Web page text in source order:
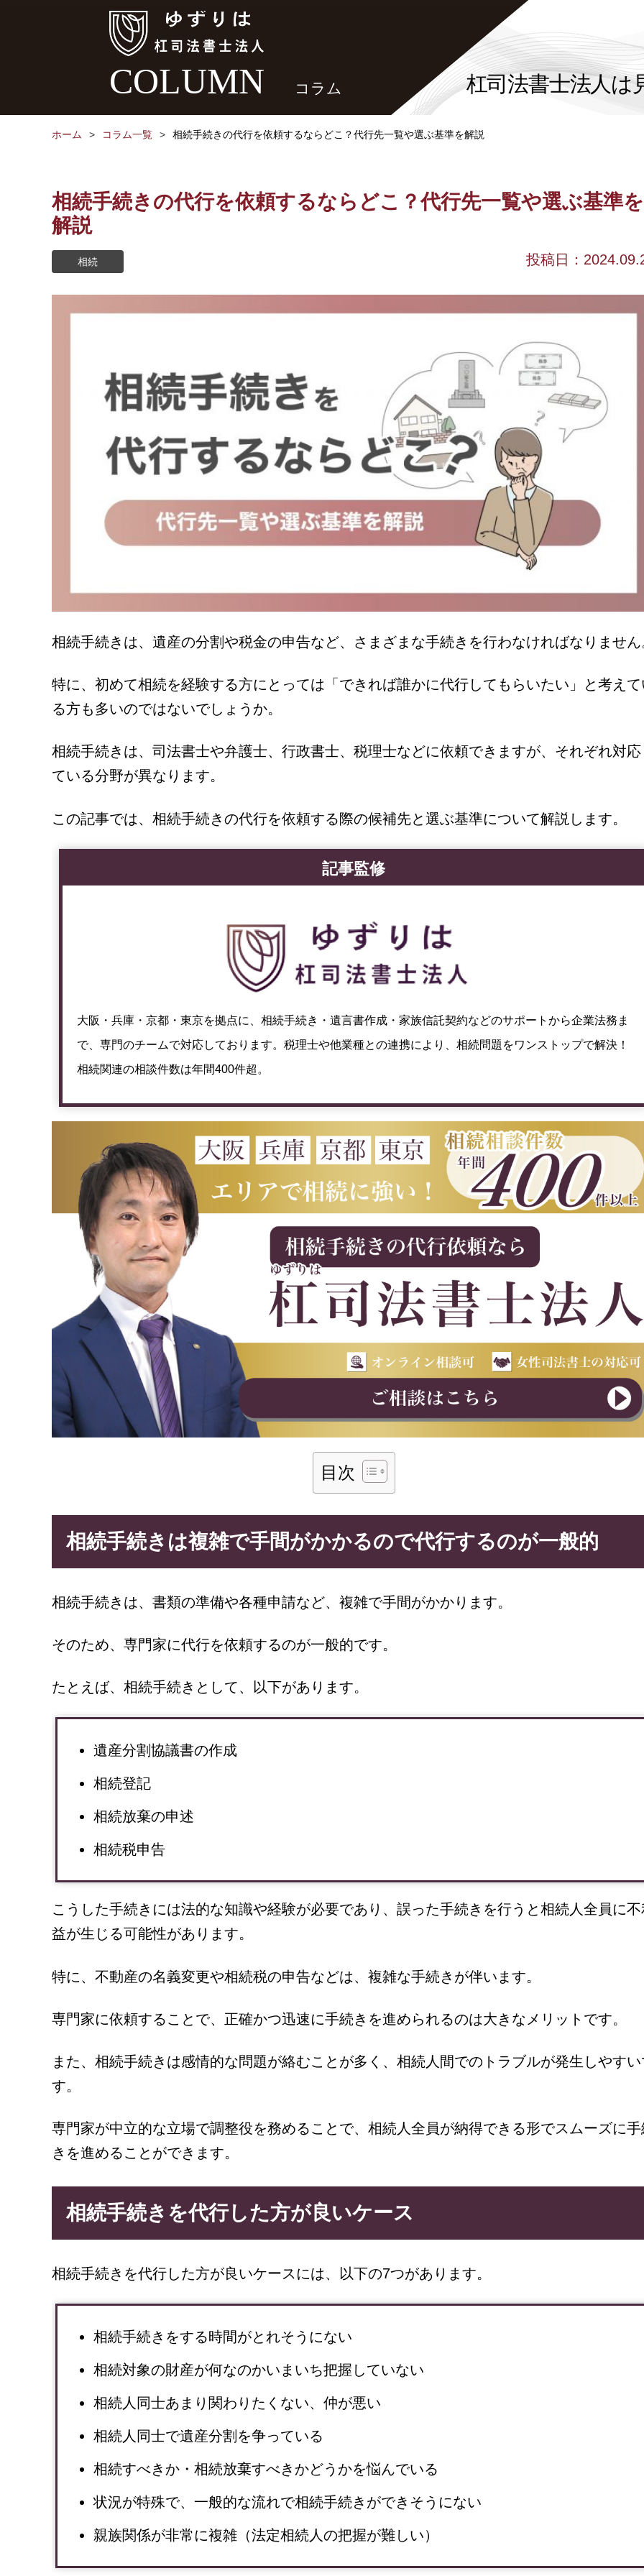
COLUMN コラム 杠司法書士法人は
ホーム コラム一覧 相続手続きの代行を依頼するならどこ？代行先一覧や選ぶ基準を解説
相続手続きの代行を依頼するならどこ？代行先一覧や選ぶ基準を
解説
相続 投稿日：
相続手続きは、遺産の分割や税金の申告など、さまざまな手続きを行わなければなりません
特に、初めて相続を経験する方にとっては「できれば誰かに代行してもらいたい」と考えて
る方も多いのではないでしょうか。
相続手続きは、司法書士や弁護士、行政書士、税理士などに依頼できますが、それぞれ対応
ている分野が異なります。
この記事では、相続手続きの代行を依頼する際の候補先と選ぶ基準について解説します。
記事監修
大阪・兵庫・京都・東京を拠点に、相続手続き・遺言書作成・家族信託契約などのサポートから企業法務ま
で、専門のチームで対応しております。税理士や他業種との連携により、相続問題をワンストップで解決！
相続関連の相談件数は年間400件超。
目次
相続手続きは複雑で手間がかかるので代行するのが一般的
相続手続きは、書類の準備や各種申請など、複雑で手間がかかります。
そのため、専門家に代行を依頼するのが一般的です。
たとえば、相続手続きとして、以下があります。
遺産分割協議書の作成
相続登記
相続放棄の申述
相続税申告
こうした手続きには法的な知識や経験が必要であり、誤った手続きを行うと相続人全員に不
益が生じる可能性があります。
特に、不動産の名義変更や相続税の申告などは、複雑な手続きが伴います。
専門家に依頼することで、正確かつ迅速に手続きを進められるのは大きなメリットです。
また、相続手続きは感情的な問題が絡むことが多く、相続人間でのトラブルが発生しやすい
す。
専門家が中立的な立場で調整役を務めることで、相続人全員が納得できる形でスムーズに手
きを進めることができます。
相続手続きを代行した方が良いケース
相続手続きを代行した方が良いケースには、以下の7つがあります。
相続手続きをする時間がとれそうにない
相続対象の財産が何なのかいまいち把握していない
相続人同士あまり関わりたくない、仲が悪い
相続人同士で遺産分割を争っている
相続すべきか・相続放棄すべきかどうかを悩んでいる
状況が特殊で、一般的な流れで相続手続きができそうにない
親族関係が非常に複雑（法定相続人の把握が難しい）